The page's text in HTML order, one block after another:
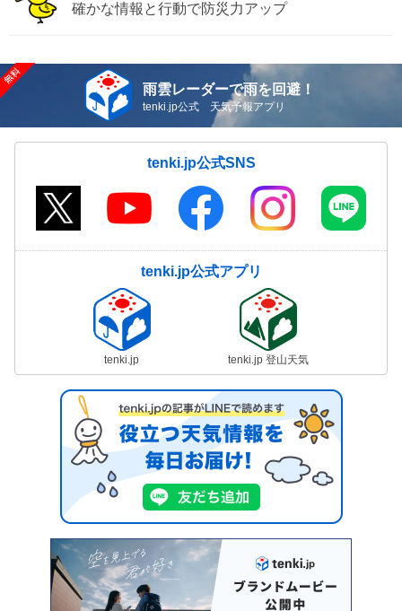
確かな情報と行動で防災力アップ
雨雲レーダーで雨を回避！
tenki.jp公式 天気予報アプリ
tenki.jp公式SNS
tenki.jp公式アプリ
tenki.jp tenki.jp 登山天気